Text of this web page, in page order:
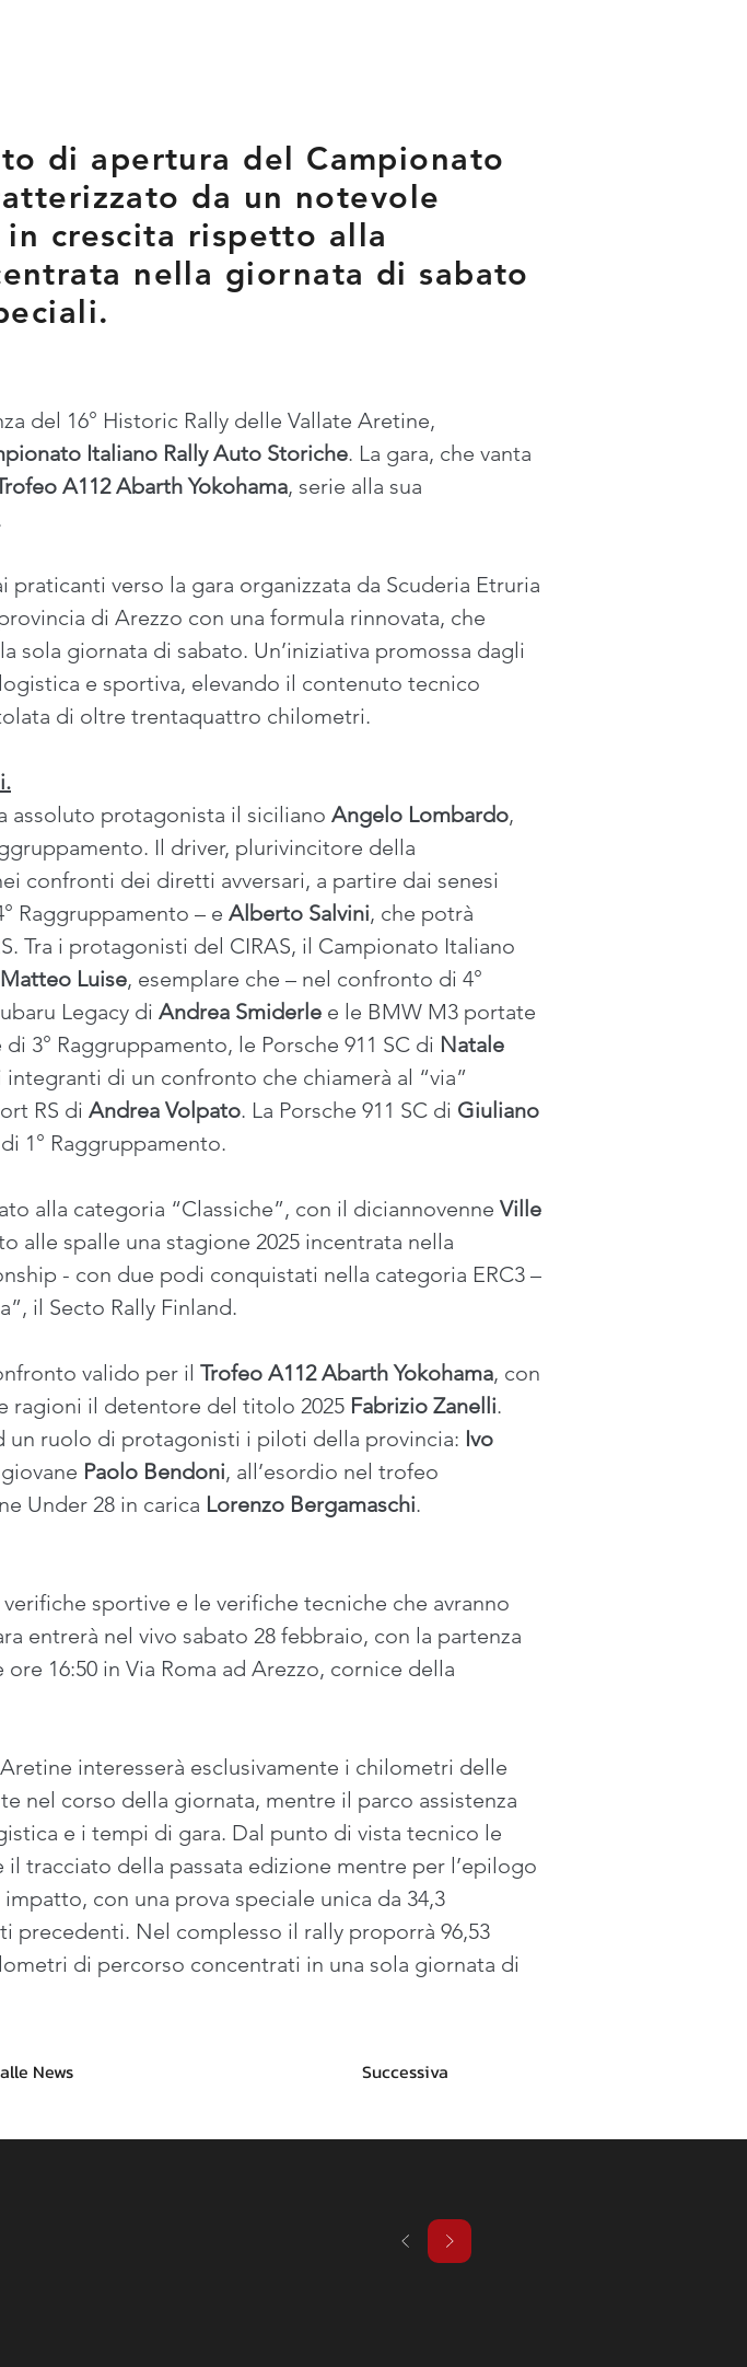
di apertura del Campionato
da un notevole
crescita rispetto alla
nella giornata di sabato
del 16° Historic Rally delle Vallate Aretine,
Italiano Rally Auto Storiche. La gara, che vanta
A112 Abarth Yokohama, serie alla sua
verso la gara organizzata da Scuderia Etruria
di Arezzo con una formula rinnovata, che
giornata di sabato. Un’iniziativa promossa dagli
e sportiva, elevando il contenuto tecnico
di oltre trentaquattro chilometri.
assoluto protagonista il siciliano Angelo Lombardo,
Il driver, plurivincitore della
confronti dei diretti avversari, a partire dai senesi
Raggruppamento – e Alberto Salvini, che potrà
Tra i protagonisti del CIRAS, il Campionato Italiano
Matteo Luise, esemplare che – nel confronto di 4°
Legacy di Andrea Smiderle e le BMW M3 portate
di 3° Raggruppamento, le Porsche 911 SC di Natale
integranti di un confronto che chiamerà al “via”
RS di Andrea Volpato. La Porsche 911 SC di Giuliano
1° Raggruppamento.
alla categoria “Classiche”, con il diciannovenne Ville
alle spalle una stagione 2025 incentrata nella
- con due podi conquistati nella categoria ERC3 –
il Secto Rally Finland.
valido per il Trofeo A112 Abarth Yokohama, con
ragioni il detentore del titolo 2025 Fabrizio Zanelli.
un ruolo di protagonisti i piloti della provincia: Ivo
Paolo Bendoni, all’esordio nel trofeo
Under 28 in carica Lorenzo Bergamaschi.
sportive e le verifiche tecniche che avranno
entrerà nel vivo sabato 28 febbraio, con la partenza
16:50 in Via Roma ad Arezzo, cornice della
interesserà esclusivamente i chilometri delle
nel corso della giornata, mentre il parco assistenza
e i tempi di gara. Dal punto di vista tecnico le
tracciato della passata edizione mentre per l’epilogo
con una prova speciale unica da 34,3
precedenti. Nel complesso il rally proporrà 96,53
di percorso concentrati in una sola giornata di
News Successiva